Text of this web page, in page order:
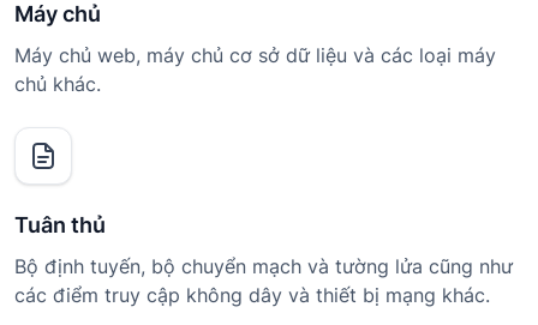
Máy chủ
Máy chủ web, máy chủ cơ sở dữ liệu và các loại máy
chủ khác.
Tuân thủ
Bộ định tuyến, bộ chuyển mạch và tường lửa cũng như
các điểm truy cập không dây và thiết bị mạng khác.